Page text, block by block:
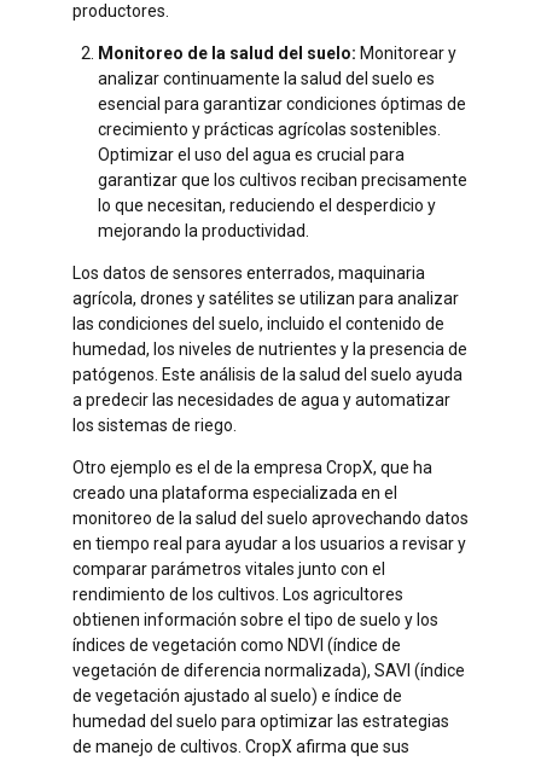
productores.
Monitoreo de la salud del suelo: Monitorear y
analizar continuamente la salud del suelo es
esencial para garantizar condiciones óptimas de
crecimiento y prácticas agrícolas sostenibles.
Optimizar el uso del agua es crucial para
garantizar que los cultivos reciban precisamente
lo que necesitan, reduciendo el desperdicio y
mejorando la productividad.
Los datos de sensores enterrados, maquinaria
agrícola, drones y satélites se utilizan para analizar
las condiciones del suelo, incluido el contenido de
humedad, los niveles de nutrientes y la presencia de
patógenos. Este análisis de la salud del suelo ayuda
a predecir las necesidades de agua y automatizar
los sistemas de riego.
Otro ejemplo es el de la empresa CropX, que ha
creado una plataforma especializada en el
monitoreo de la salud del suelo aprovechando datos
en tiempo real para ayudar a los usuarios a revisar y
comparar parámetros vitales junto con el
rendimiento de los cultivos. Los agricultores
obtienen información sobre el tipo de suelo y los
índices de vegetación como NDVI (índice de
vegetación de diferencia normalizada), SAVI (índice
de vegetación ajustado al suelo) e índice de
humedad del suelo para optimizar las estrategias
de manejo de cultivos. CropX afirma que sus